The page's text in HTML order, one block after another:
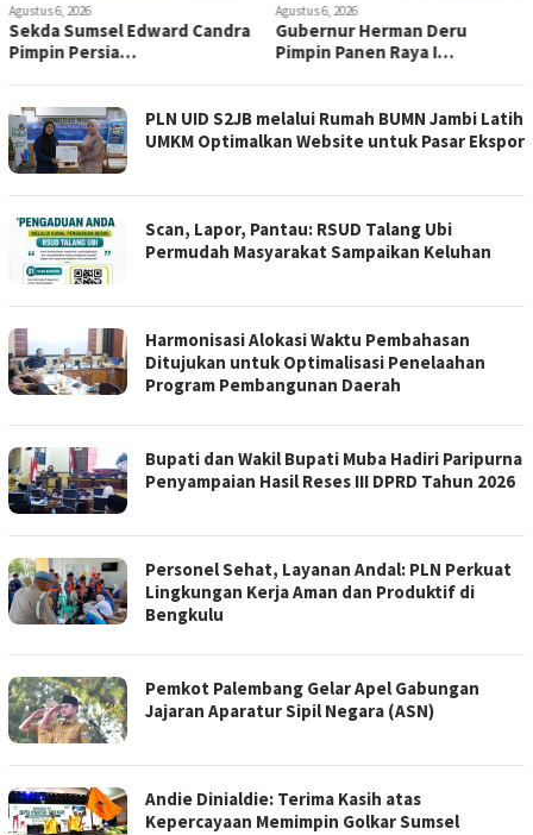
Agustus 6, 2026
Sekda Sumsel Edward Candra
Pimpin Persia…
Agustus 6, 2026
Gubernur Herman Deru
Pimpin Panen Raya I…
PLN UID S2JB melalui Rumah BUMN Jambi Latih
UMKM Optimalkan Website untuk Pasar Ekspor
Scan, Lapor, Pantau: RSUD Talang Ubi
Permudah Masyarakat Sampaikan Keluhan
Harmonisasi Alokasi Waktu Pembahasan
Ditujukan untuk Optimalisasi Penelaahan
Program Pembangunan Daerah
Bupati dan Wakil Bupati Muba Hadiri Paripurna
Penyampaian Hasil Reses III DPRD Tahun 2026
Personel Sehat, Layanan Andal: PLN Perkuat
Lingkungan Kerja Aman dan Produktif di
Bengkulu
Pemkot Palembang Gelar Apel Gabungan
Jajaran Aparatur Sipil Negara (ASN)
Andie Dinialdie: Terima Kasih atas
Kepercayaan Memimpin Golkar Sumsel